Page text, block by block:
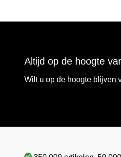
Altijd op de hoogte
Wilt u op de hoogte blijven